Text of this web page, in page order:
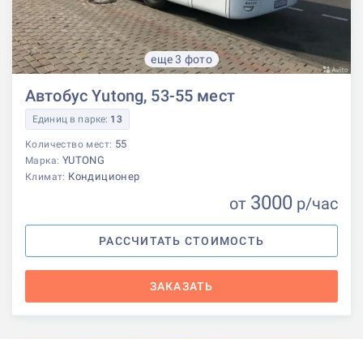
еще 3 фото
Автобус Yutong, 53-55 мест
Единиц в парке: 13
Количество мест: 55
Марка: YUTONG
Климат: Кондиционер
от 3000 р/час
РАССЧИТАТЬ СТОИМОСТЬ
ЗАКАЗАТЬ